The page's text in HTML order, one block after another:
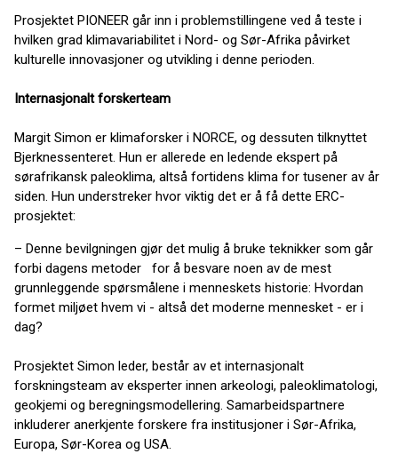
Prosjektet PIONEER går inn i problemstillingene ved å teste i
hvilken grad klimavariabilitet i Nord- og Sør-Afrika påvirket
kulturelle innovasjoner og utvikling i denne perioden.
Internasjonalt forskerteam
Margit Simon er klimaforsker i NORCE, og dessuten tilknyttet
Bjerknessenteret. Hun er allerede en ledende ekspert på
sørafrikansk paleoklima, altså fortidens klima for tusener av år
siden. Hun understreker hvor viktig det er å få dette ERC-
prosjektet:
– Denne bevilgningen gjør det mulig å bruke teknikker som går
forbi dagens metoder for å besvare noen av de mest
grunnleggende spørsmålene i menneskets historie: Hvordan
formet miljøet hvem vi - altså det moderne mennesket - er i
dag?
Prosjektet Simon leder, består av et internasjonalt
forskningsteam av eksperter innen arkeologi, paleoklimatologi,
geokjemi og beregningsmodellering. Samarbeidspartnere
inkluderer anerkjente forskere fra institusjoner i Sør-Afrika,
Europa, Sør-Korea og USA.